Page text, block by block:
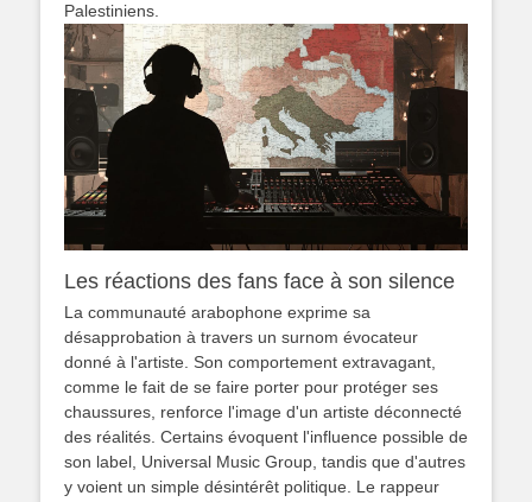
Palestiniens.
Les réactions des fans face à son silence
La communauté arabophone exprime sa
désapprobation à travers un surnom évocateur
donné à l'artiste. Son comportement extravagant,
comme le fait de se faire porter pour protéger ses
chaussures, renforce l'image d'un artiste déconnecté
des réalités. Certains évoquent l'influence possible de
son label, Universal Music Group, tandis que d'autres
y voient un simple désintérêt politique. Le rappeur